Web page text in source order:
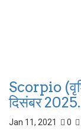
Scorpio
दिसंबर
Jan 11, 2021 0